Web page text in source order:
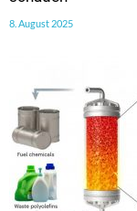
8. August 2025